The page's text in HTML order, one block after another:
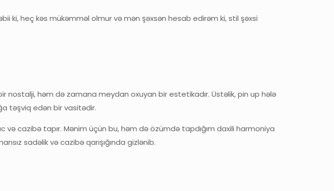
ki, heç kəs mükəmməl olmur və mən şəxsən hesab edirəm ki, stil şəxsi
nostalji, həm də zamana meydan oxuyan bir estetikadır. Üstəlik, pin up hələ
təşviq edən bir vasitədir.
cazibə tapır. Mənim üçün bu, həm də özümdə tapdığım daxili harmoniya
sadəlik və cazibə qarışığında gizlənib.